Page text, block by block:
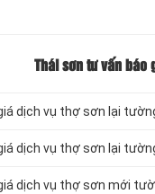
Thái sơn tư vấn báo
dịch vụ thợ sơn lại
dịch vụ thợ sơn lại
dịch vụ thợ sơn mới